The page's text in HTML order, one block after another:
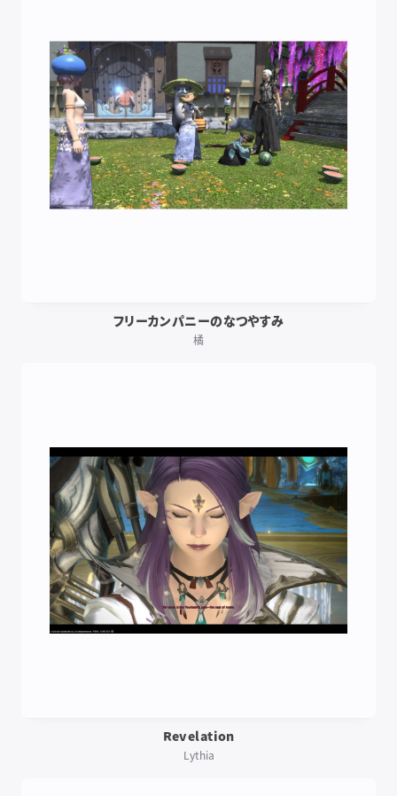
フリーカンパニーのなつやすみ
橘
Revelation
Lythia